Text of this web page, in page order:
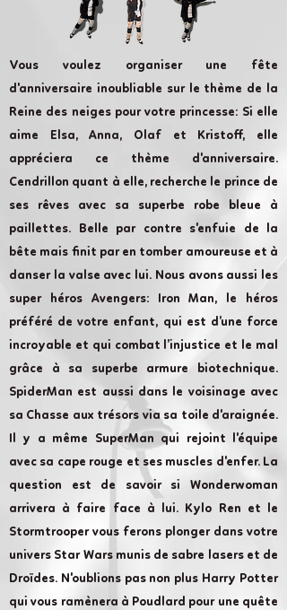
Vous voulez organiser une fête
d'anniversaire inoubliable sur le thème de la
Reine des neiges pour votre princesse: Si elle
aime Elsa, Anna, Olaf et Kristoff, elle
appréciera ce thème d'anniversaire.
Cendrillon quant à elle, recherche le prince de
ses rêves avec sa superbe robe bleue à
paillettes. Belle par contre s'enfuie de la
bête mais finit par en tomber amoureuse et à
danser la valse avec lui. Nous avons aussi les
super héros Avengers: Iron Man, le héros
préféré de votre enfant, qui est d’une force
incroyable et qui combat l’injustice et le mal
grâce à sa superbe armure biotechnique.
SpiderMan est aussi dans le voisinage avec
sa Chasse aux trésors via sa toile d'araignée.
Il y a même SuperMan qui rejoint l'équipe
avec sa cape rouge et ses muscles d'enfer. La
question est de savoir si Wonderwoman
arrivera à faire face à lui. Kylo Ren et le
Stormtrooper vous ferons plonger dans votre
univers Star Wars munis de sabre lasers et de
Droïdes. N'oublions pas non plus Harry Potter
qui vous ramènera à Poudlard pour une quête